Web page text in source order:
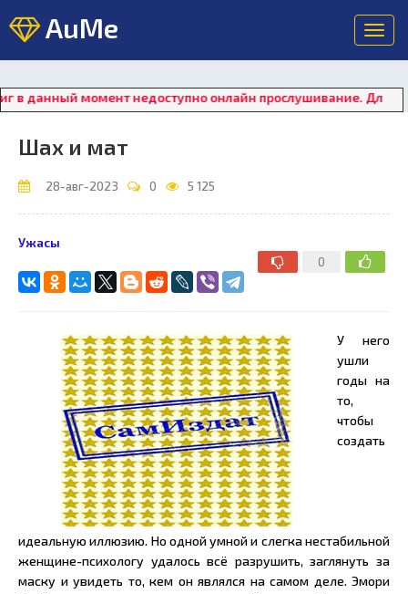
AuMe
момент недоступно онлайн прослушивание. Для
Шах и мат
28-авг-2023 0 5 125
0
Ужасы
У него
ушли
годы на
то,
чтобы
создать
идеальную иллюзию. Но одной умной и слегка нестабильной
женщине-психологу удалось всё разрушить, заглянуть за
маску и увидеть то, кем он являлся на самом деле. Эмори